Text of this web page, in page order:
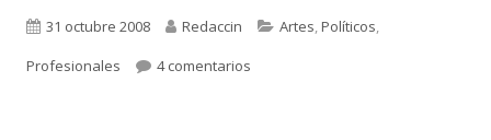
Publicado
el
31 octubre 2008 Autor
Redaccin Categorías
Artes,Políticos,
Profesionales
4 comentarios